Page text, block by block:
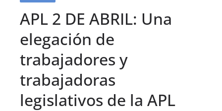
APL 2 DE ABRIL: Una
elegación de
trabajadores y
trabajadoras
legislativos de la APL